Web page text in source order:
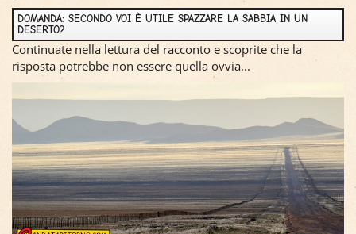
DOMANDA: SECONDO VOI È UTILE SPAZZARE LA SABBIA IN UN
DESERTO?
Continuate nella lettura del racconto e scoprite che la
risposta potrebbe non essere quella ovvia...